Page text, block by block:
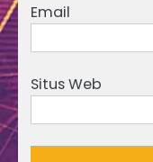
Email
Situs Web